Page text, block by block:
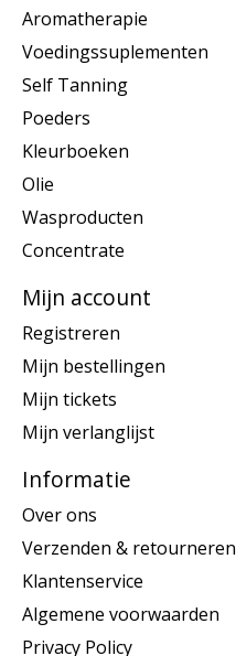
Aromatherapie
Voedingssuplementen
Self Tanning
Poeders
Kleurboeken
Olie
Wasproducten
Concentrate
Mijn account
Registreren
Mijn bestellingen
Mijn tickets
Mijn verlanglijst
Informatie
Over ons
Verzenden & retourneren
Klantenservice
Algemene voorwaarden
Privacy Policy